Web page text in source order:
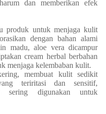
dan memberikan efek
produk untuk menjaga kulit
dengan bahan alami
madu, aloe vera dicampur
cream herbal berbahan
menjaga kelembaban kulit.
membuat kulit sedikit
teriritasi dan sensitif,
sering digunakan untuk